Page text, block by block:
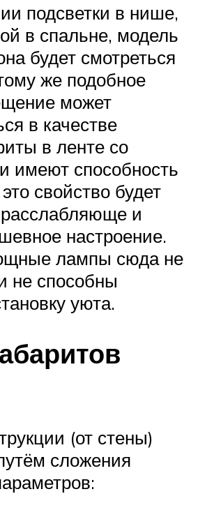
подсветки в нише,
в спальне, модель
будет смотреться
же подобное
может
в качестве
в ленте со
имеют способность
свойство будет
и
настроение.
лампы сюда не
не способны
уюта.
(от стены)
сложения